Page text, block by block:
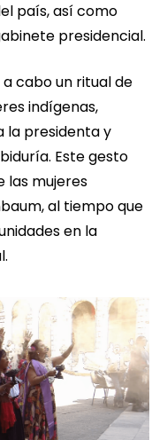
país, así como
presidencial.
cabo un ritual de
indígenas,
la presidenta y
Este gesto
las mujeres
al tiempo que
en la